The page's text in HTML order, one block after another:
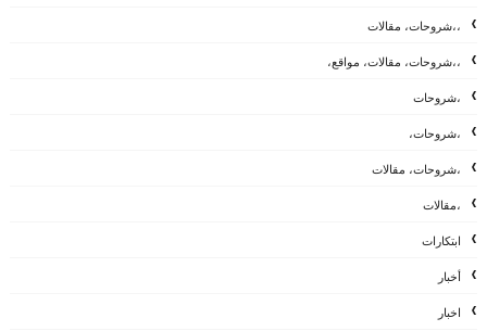
،،شروحات، مقالات
،،شروحات، مقالات، مواقع،
،شروحات
،شروحات،
،شروحات، مقالات
،مقالات
ابتكارات
أخبار
اخبار